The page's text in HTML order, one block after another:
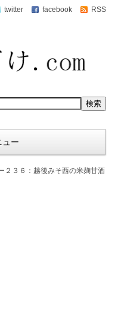
twitter facebook RSS
ー
２３６：越後みそ西の米麹甘酒